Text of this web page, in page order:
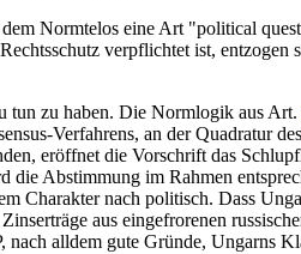
Normtelos eine Art "political
verpflichtet ist, entzogen
tun zu haben. Die Normlogik aus Art.
Verfahrens, an der Quadratur
eröffnet die Vorschrift das
Abstimmung im Rahmen
nach politisch. Dass
aus eingefrorenen
alldem gute Gründe, Ungarns